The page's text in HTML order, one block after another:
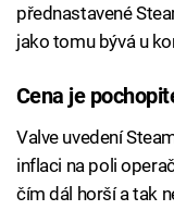
přednastavené
jako tomu bývá u
Cena je
Valve uvedení
inflaci na poli
čím dál horší a tak